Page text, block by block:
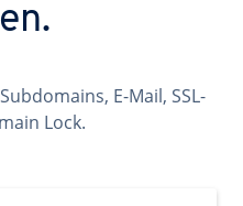
E-Mail, SSL-
Lock.